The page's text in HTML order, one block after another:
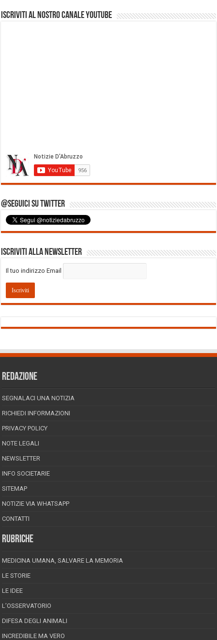
Iscriviti al nostro Canale Youtube
@Seguici su Twitter
Iscriviti alla Newsletter
Il tuo indirizzo Email
REDAZIONE
SEGNALACI UNA NOTIZIA
RICHIEDI INFORMAZIONI
PRIVACY POLICY
NOTE LEGALI
NEWSLETTER
INFO SOCIETARIE
SITEMAP
NOTIZIE VIA WHATSAPP
CONTATTI
RUBRICHE
MEDICINA UMANA, SALVARE LA MEMORIA
LE STORIE
LE IDEE
L’OSSERVATORIO
DIFESA DEGLI ANIMALI
INCREDIBILE MA VERO